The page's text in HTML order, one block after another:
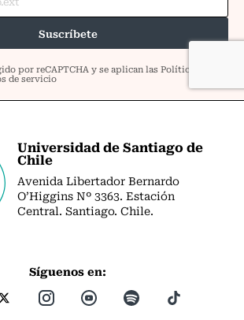
Universidad de Santiago de
Chile
Avenida Libertador Bernardo
O’Higgins Nº 3363. Estación
Central. Santiago. Chile.
Síguenos en: